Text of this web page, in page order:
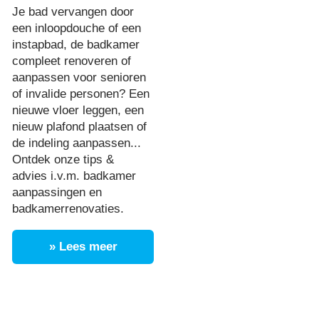
Je bad vervangen door
een inloopdouche of een
instapbad, de badkamer
compleet renoveren of
aanpassen voor senioren
of invalide personen? Een
nieuwe vloer leggen, een
nieuw plafond plaatsen of
de indeling aanpassen...
Ontdek onze tips &
advies i.v.m. badkamer
aanpassingen en
badkamerrenovaties.
» Lees meer